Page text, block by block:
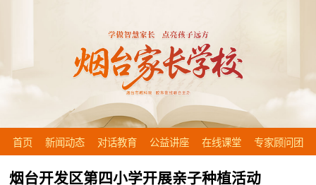
首页 新闻动态 对话教育 公益讲座 在线课堂 专家顾问团
烟台开发区第四小学开展亲子种植活动